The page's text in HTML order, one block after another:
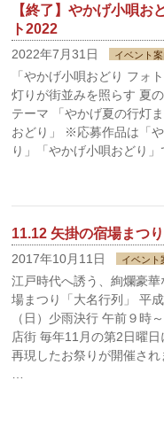
【終了】やかげ小唄お
ト2022
2022年7月31日 イベント案
「やかげ小唄おどり フォ
灯りが街並みを照らす 夏
テーマ 「やかげ夏の行灯
おどり」 ※応募作品は「
り」「やかげ小唄おどり
11.12 矢掛の宿場まつ
2017年10月11日 イベント
江戸時代へ誘う、絢爛豪
場まつり「大名行列」 平
（日）少雨決行 午前９
店街 毎年11月の第2日曜
再現したお祭りが開催され